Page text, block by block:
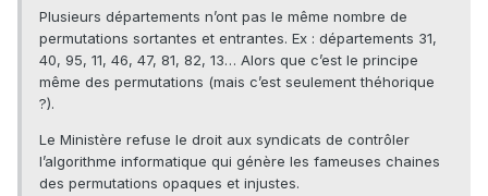
Plusieurs départements n’ont pas le même nombre de
permutations sortantes et entrantes. Ex : départements 31,
40, 95, 11, 46, 47, 81, 82, 13… Alors que c’est le principe
même des permutations (mais c’est seulement théhorique
?).
Le Ministère refuse le droit aux syndicats de contrôler
l’algorithme informatique qui génère les fameuses chaines
des permutations opaques et injustes.